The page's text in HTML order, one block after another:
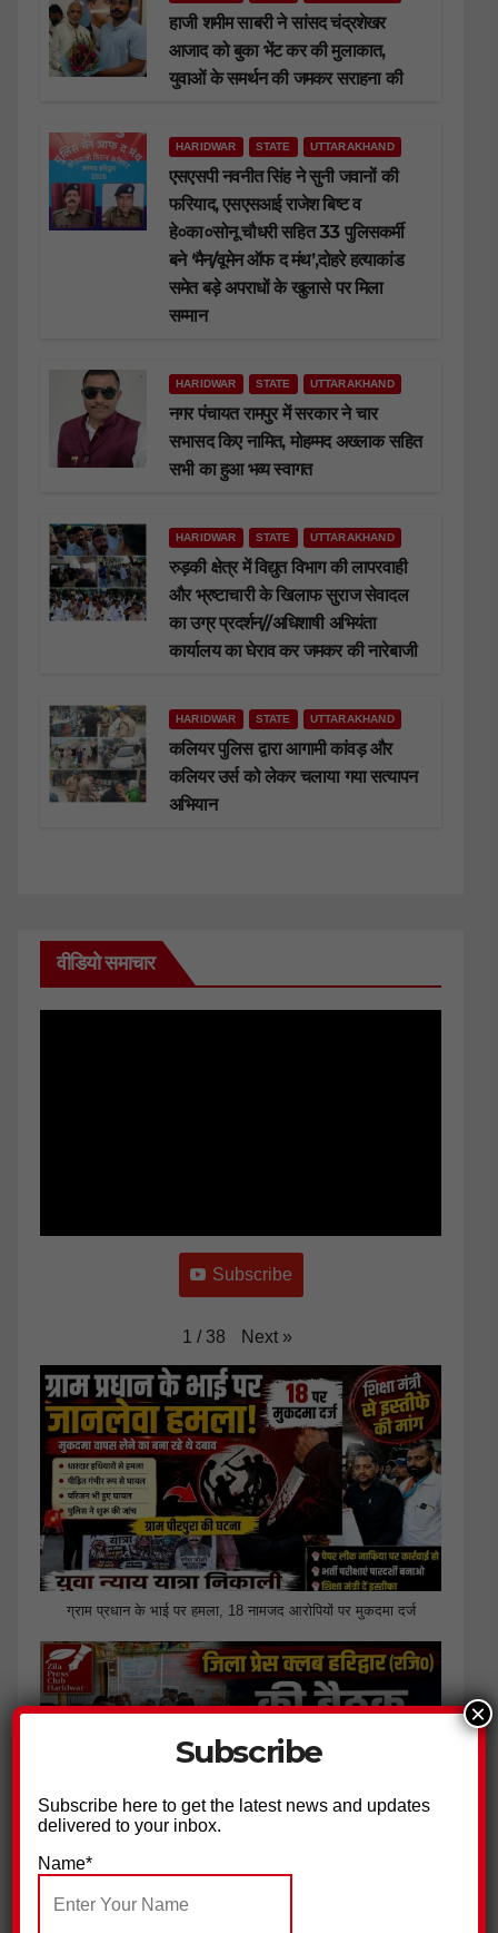
हाजी शमीम साबरी ने सांसद चंद्रशेखर
आजाद को बुका भेंट कर की मुलाकात,
युवाओं के समर्थन की जमकर सराहना की
HARIDWAR STATE UTTARAKHAND
एसएसपी नवनीत सिंह ने सुनी जवानों की
फरियाद, एसएसआई राजेश बिष्ट व
हे०का०सोनू चौधरी सहित 33 पुलिसकर्मी
बने ‘मैन/वूमेन ऑफ द मंथ’,दोहरे हत्याकांड
समेत बड़े अपराधों के खुलासे पर मिला
सम्मान
HARIDWAR STATE UTTARAKHAND
नगर पंचायत रामपुर में सरकार ने चार
सभासद किए नामित, मोहम्मद अख्लाक सहित
सभी का हुआ भव्य स्वागत
HARIDWAR STATE UTTARAKHAND
रुड़की क्षेत्र में विद्युत विभाग की लापरवाही
और भ्रष्टाचारी के खिलाफ सुराज सेवादल
का उग्र प्रदर्शन//अधिशाषी अभियंता
कार्यालय का घेराव कर जमकर की नारेबाजी
HARIDWAR STATE UTTARAKHAND
कलियर पुलिस द्वारा आगामी कांवड़ और
कलियर उर्स को लेकर चलाया गया सत्यापन
अभियान
वीडियो समाचार
Subscribe
1 / 38 Next »
ग्राम प्रधान के भाई पर हमला, 18 नामजद आरोपियों पर मुकदमा दर्ज
Subscribe
Subscribe here to get the latest news and updates
delivered to your inbox.
Name*
×